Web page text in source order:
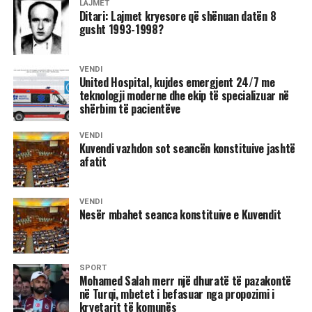
tyre mizore me fëmijët e kufomën e prindit të tyre, ndërsa
shtëpia digjej bashkë me shtallat, ushqimin e kafshëve
dhe kafshët që kishin mbetur brenda.
Ky ishte një aksion terroristik i forcave serbe kundër
integritetit njerëzor e familjar. Hasan Ramadani dhe fëmijët
e tij ishin mbajtur për disa orë në një situatë të
pashtegdalje të breshërive të armëve nga jashtë dhe të
rrethuar e të kërcënuar nga zjarri i shkaktuar qëllimshëm
brenda në shtëpi, vlerësoi dr. Gjergji.
8 gusht 1995
Dhuna e përditshme në Kosovë
Hani i Elezit: –Më 4 gusht, në orët e pasditës, policia
LAJMET
Ditari: Lajmet kryesore që shënuan datën 8
gusht 1993-1998?
VENDI
United Hospital, kujdes emergjent 24/7 me
teknologji moderne dhe ekip të specializuar në
shërbim të pacientëve
VENDI
Kuvendi vazhdon sot seancën konstituive jashtë
afatit
VENDI
Nesër mbahet seanca konstituive e Kuvendit
SPORT
Mohamed Salah merr një dhuratë të pazakontë
në Turqi, mbetet i befasuar nga propozimi i
kryetarit të komunës